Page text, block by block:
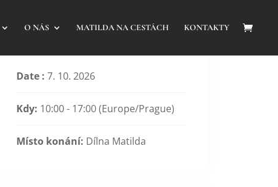
O NÁS MATILDA NA CESTÁCH KONTAKTY
Date : 7. 10. 2026
Kdy: 10:00 - 17:00(Europe/Prague)
Místo konání: Dílna Matilda